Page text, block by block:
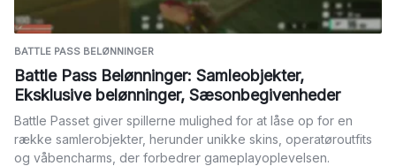
BATTLE PASS BELØNNINGER
Battle Pass Belønninger: Samleobjekter,
Eksklusive belønninger, Sæsonbegivenheder
Battle Passet giver spillerne mulighed for at låse op for en
række samlerobjekter, herunder unikke skins, operatøroutfits
og våbencharms, der forbedrer gameplayoplevelsen.